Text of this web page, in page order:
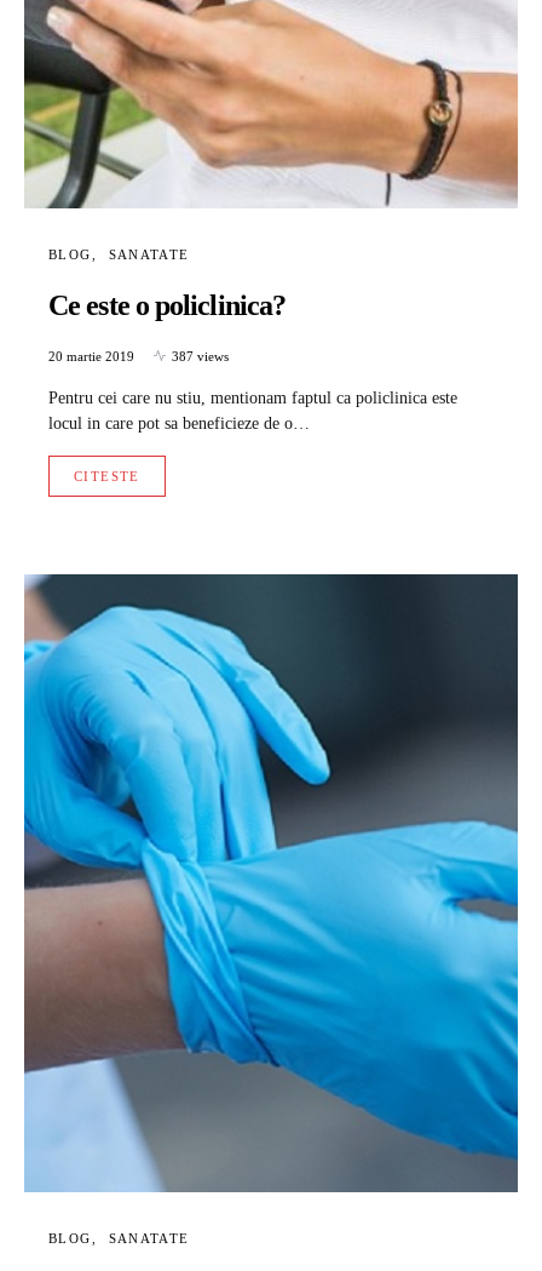
BLOG SANATATE
Ce este o policlinica?
20 martie 2019 387 views
Pentru cei care nu stiu, mentionam faptul ca policlinica este
locul in care pot sa beneficieze de o…
CITESTE
BLOG SANATATE